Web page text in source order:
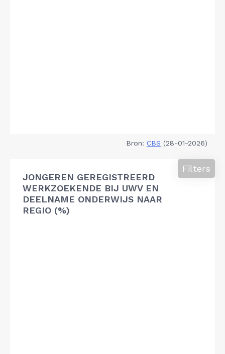
Bron: CBS (28-01-2026)
JONGEREN GEREGISTREERD
WERKZOEKENDE BIJ UWV EN
DEELNAME ONDERWIJS NAAR
REGIO (%)
Filters